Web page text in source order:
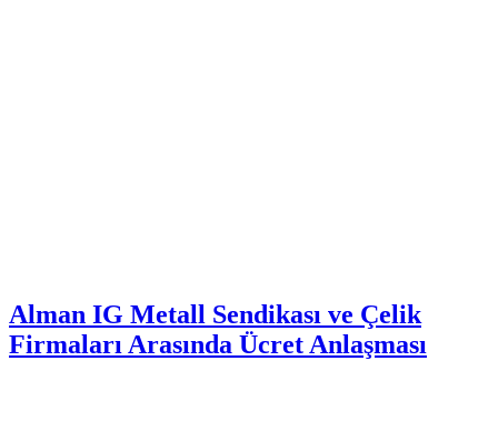
Alman IG Metall Sendikası ve Çelik
Firmaları Arasında Ücret Anlaşması